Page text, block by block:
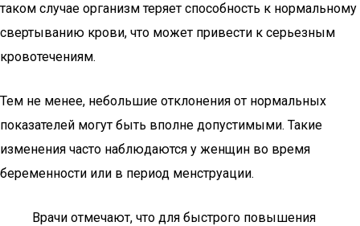
таком случае организм теряет способность к нормальному
свертыванию крови, что может привести к серьезным
кровотечениям.
Тем не менее, небольшие отклонения от нормальных
показателей могут быть вполне допустимыми. Такие
изменения часто наблюдаются у женщин во время
беременности или в период менструации.
Врачи отмечают, что для быстрого повышения